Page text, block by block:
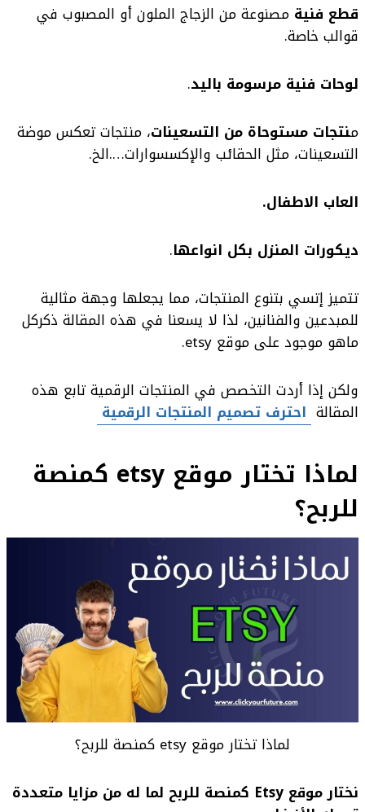
قطع فنية مصنوعة من الزجاج الملون أو المصبوب في
قوالب خاصة.
لوحات فنية مرسومة باليد.
منتجات مستوحاة من التسعينات، منتجات تعكس موضة
التسعينات، مثل الحقائب والإكسسوارات….الخ.
العاب الاطفال.
ديكورات المنزل بكل انواعها.
تتميز إتسي بتنوع المنتجات، مما يجعلها وجهة مثالية
للمبدعين والفنانين، لذا لا يسعنا في هذه المقالة ذكركل
ماهو موجود على موقع etsy.
ولكن إذا أردت التخصص في المنتجات الرقمية تابع هذه
المقالة احترف تصميم المنتجات الرقمية
لماذا تختار موقع etsy كمنصة
للربح؟
لماذا تختار موقع etsy كمنصة للربح؟
نختار موقع Etsy كمنصة للربح لما له من مزايا متعددة